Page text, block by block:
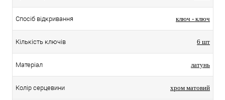
Спосіб відкривання ключ - ключ
Кількість ключів 6 шт
Матеріал латунь
Колір серцевини хром матовий